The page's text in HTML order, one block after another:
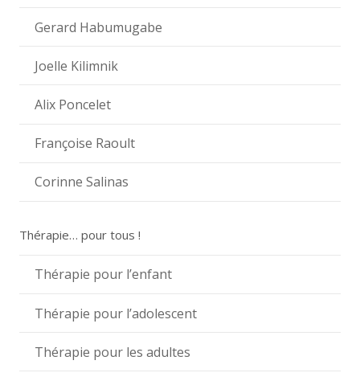
Gerard Habumugabe
Joelle Kilimnik
Alix Poncelet
Françoise Raoult
Corinne Salinas
Thérapie… pour tous !
Thérapie pour l’enfant
Thérapie pour l’adolescent
Thérapie pour les adultes